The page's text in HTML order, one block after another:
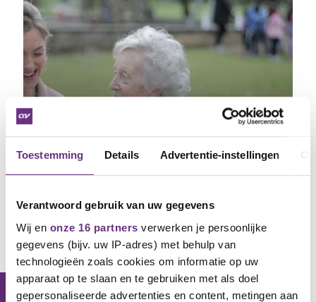
Toestemming Details Advertentie-instellingen
Verantwoord gebruik van uw gegevens
Wij en onze 16 partners verwerken je persoonlijke
gegevens (bijv. uw IP-adres) met behulp van
technologieën zoals cookies om informatie op uw
apparaat op te slaan en te gebruiken met als doel
gepersonaliseerde advertenties en content, metingen aan
Workshop In gesprek over mantelzorg
en werk (leidinggevenden en hr)
Voor leidinggevenden en hr-professionals die
mantelzorg bespreekbaar willen maken